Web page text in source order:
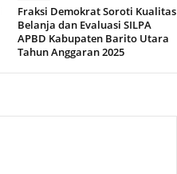
Fraksi Demokrat Soroti Kualitas
Belanja dan Evaluasi SILPA
APBD Kabupaten Barito Utara
Tahun Anggaran 2025